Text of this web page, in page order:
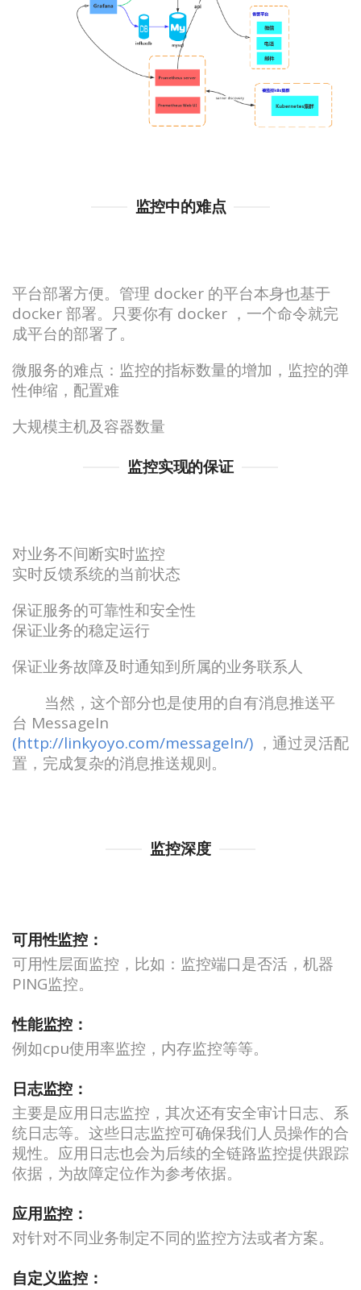
监控中的难点
平台部署方便。管理 docker 的平台本身也基于
docker 部署。只要你有 docker ，一个命令就完
成平台的部署了。
微服务的难点：监控的指标数量的增加，监控的弹
性伸缩，配置难
大规模主机及容器数量
监控实现的保证
对业务不间断实时监控
实时反馈系统的当前状态
保证服务的可靠性和安全性
保证业务的稳定运行
保证业务故障及时通知到所属的业务联系人
当然，这个部分也是使用的自有消息推送平
台 MessageIn
(http://linkyoyo.com/messageIn/) ，通过灵活配
置，完成复杂的消息推送规则。
监控深度
可用性监控：
可用性层面监控，比如：监控端口是否活，机器
PING监控。
性能监控：
例如cpu使用率监控，内存监控等等。
日志监控：
主要是应用日志监控，其次还有安全审计日志、系
统日志等。这些日志监控可确保我们人员操作的合
规性。应用日志也会为后续的全链路监控提供跟踪
依据，为故障定位作为参考依据。
应用监控：
对针对不同业务制定不同的监控方法或者方案。
自定义监控：